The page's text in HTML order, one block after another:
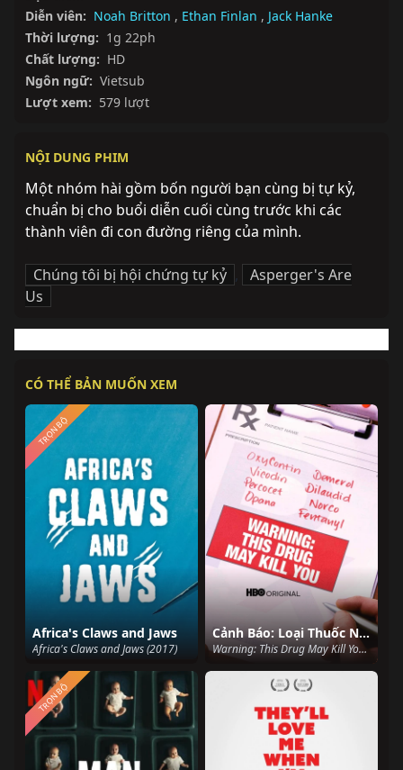
Diễn viên: Noah Britton , Ethan Finlan , Jack Hanke
Thời lượng: 1g 22ph
Chất lượng: HD
Ngôn ngữ: Vietsub
Lượt xem: 579 lượt
NỘI DUNG PHIM
Một nhóm hài gồm bốn người bạn cùng bị tự kỷ,
chuẩn bị cho buổi diễn cuối cùng trước khi các
thành viên đi con đường riêng của mình.
Chúng tôi bị hội chứng tự kỷ ,
Asperger's Are
Us
CÓ THỂ BẢN MUỐN XEM
Africa's Claws and Jaws
Africa's Claws and Jaws (2017)
TRỌN BỘ
Cảnh Báo: Loại Thuốc Này Có Thể Giết Bạn
Warning: This Drug May Kill You (2017)
TRỌN BỘ